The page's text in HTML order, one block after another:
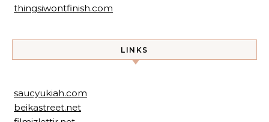
thingsiwontfinish.com
LINKS
saucyukiah.com
beikastreet.net